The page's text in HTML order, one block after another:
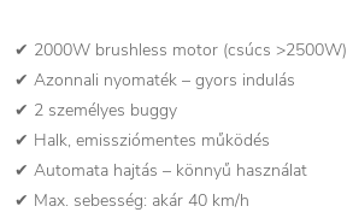
✔ 2000W brushless motor (csúcs >2500W)
✔ Azonnali nyomaték – gyors indulás
✔ 2 személyes buggy
✔ Halk, emissziómentes működés
✔ Automata hajtás – könnyű használat
✔ Max. sebesség: akár 40 km/h